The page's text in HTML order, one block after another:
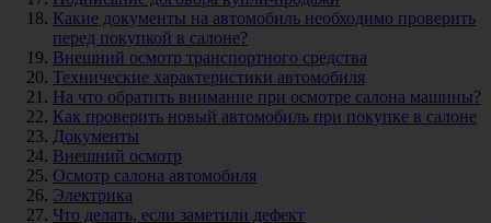
Какие документы на автомобиль необходимо проверить
перед покупкой в салоне?
Внешний осмотр транспортного средства
Технические характеристики автомобиля
На что обратить внимание при осмотре салона машины?
Как проверить новый автомобиль при покупке в салоне
Документы
Внешний осмотр
Осмотр салона автомобиля
Электрика
Что делать, если заметили дефект